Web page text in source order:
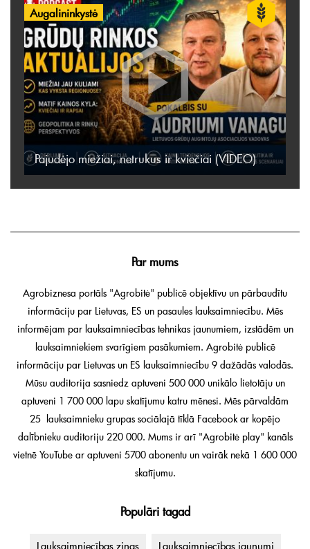
Augalininkystė
Pajudėjo miežiai, netrukus ir kviečiai (VIDEO)
Par mums
Agrobiznesa portāls "Agrobitė" publicē objektīvu un pārbaudītu
informāciju par Lietuvas, ES un pasaules lauksaimniecību. Mēs
informējam par lauksaimniecības tehnikas jaunumiem, izstādēm un
lauksaimniekiem svarīgiem pasākumiem. Agrobitė publicē
informāciju par Lietuvas un ES lauksaimniecību 9 dažādās valodās.
Mūsu auditorija sasniedz aptuveni 500 000 unikālo lietotāju un
aptuveni 1 700 000 lapu skatījumu katru mēnesi. Mēs pārvaldām
25 lauksaimnieku grupas sociālajā tīklā Facebook ar kopējo
dalībnieku auditoriju 220 000. Mums ir arī "Agrobitė play" kanāls
vietnē YouTube ar aptuveni 5700 abonentu un vairāk nekā 1 600 000
skatījumu.
Populāri tagad
Lauksaimniecības ziņas Lauksaimniecības jaunumi